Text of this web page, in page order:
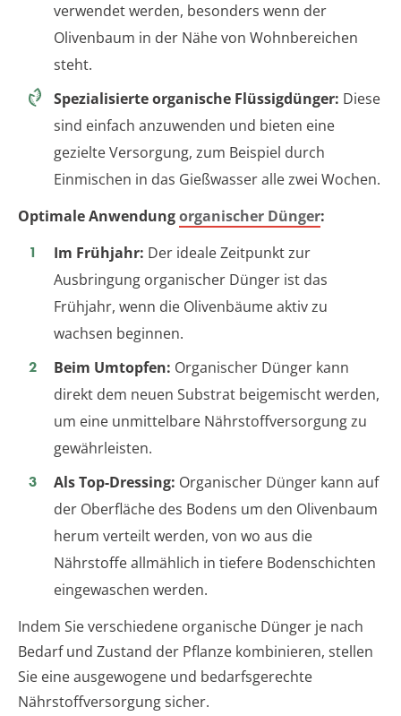
verwendet werden, besonders wenn der
Olivenbaum in der Nähe von Wohnbereichen
steht.
Spezialisierte organische Flüssigdünger: Diese
sind einfach anzuwenden und bieten eine
gezielte Versorgung, zum Beispiel durch
Einmischen in das Gießwasser alle zwei Wochen.
Optimale Anwendungorganischer Dünger:
Im Frühjahr: Der ideale Zeitpunkt zur
Ausbringung organischer Dünger ist das
Frühjahr, wenn die Olivenbäume aktiv zu
wachsen beginnen.
Beim Umtopfen: Organischer Dünger kann
direkt dem neuen Substrat beigemischt werden,
um eine unmittelbare Nährstoffversorgung zu
gewährleisten.
Als Top-Dressing: Organischer Dünger kann auf
der Oberfläche des Bodens um den Olivenbaum
herum verteilt werden, von wo aus die
Nährstoffe allmählich in tiefere Bodenschichten
eingewaschen werden.
Indem Sie verschiedene organische Dünger je nach
Bedarf und Zustand der Pflanze kombinieren, stellen
Sie eine ausgewogene und bedarfsgerechte
Nährstoffversorgung sicher.